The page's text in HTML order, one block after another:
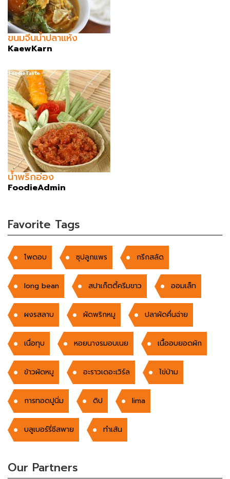
ขนมจีนน้ำปลาแห้ง
KaewKarn
น้ำพริกอ่อง
FoodieAdmin
Favorite Tags
โพดอบ ซุปลูกแพร กรีกสลัด
long bean สปาเก็ตตี้ครีมขาว ออมเล็ท
ผงรสลาบ ผัดพริกหมู ปลาผัดคึ่นฉ่าย
เนื่อทุบ หอยนางรมอบเนย เนื้ออบยอดผัก
ข้าวผัดหมู อะราวเดอะเวิร์ล ไข่ป่าม
การทอดปูนิ่ม ดิป lima
บลูเบอร์รี่ชีสพาย ทำเส้น
Our Partners